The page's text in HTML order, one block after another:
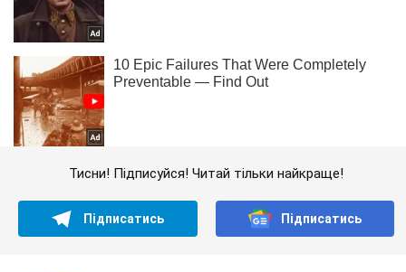
Тисни! Підписуйся! Читай тільки найкраще!
Підписатись Підписатись